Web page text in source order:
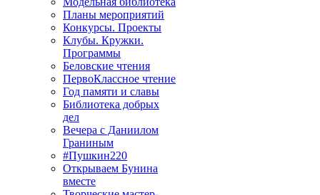
Планы мероприятий
Конкурсы. Проекты
Клубы. Кружки.
Программы
Беловские чтения
ПервоКлассное чтение
Год памяти и славы
Библиотека добрых
дел
Вечера с Даниилом
Граниным
#Пушкин220
Открываем Бунина
вместе